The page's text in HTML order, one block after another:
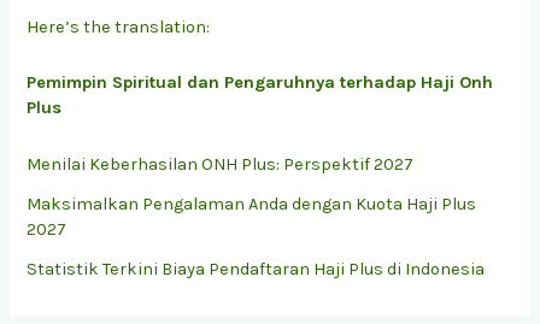
Here’s the translation:
Pemimpin Spiritual dan Pengaruhnya terhadap Haji Onh
Plus
Menilai Keberhasilan ONH Plus: Perspektif 2027
Maksimalkan Pengalaman Anda dengan Kuota Haji Plus
2027
Statistik Terkini Biaya Pendaftaran Haji Plus di Indonesia